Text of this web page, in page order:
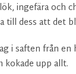
ingefära och
till dess att det
i saften från en
kokade upp allt.